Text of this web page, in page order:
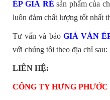
ÉP GIÁ RẺ sản phẩm của
luôn đảm chất lượng tốt nhất
Tư vấn và báo GIÁ VÁN
với chúng tôi theo địa chỉ sau:
LIÊN HỆ:
CÔNG TY HƯNG PHƯỚC